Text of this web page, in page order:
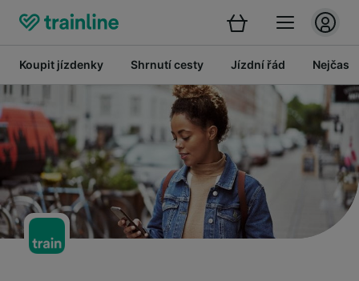
Koupit jízdenky Shrnutí cesty Jízdní řád